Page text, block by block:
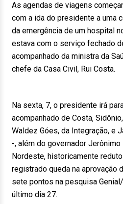
As agendas de viagens
com a ida do presidente a uma
da emergência de um hospital
estava com o serviço fechado
acompanhado da ministra da
chefe da Casa Civil, Rui Costa.
Na sexta, 7, o presidente irá
acompanhado de Costa,
Waldez Góes, da Integração, e
-, além do governador
Nordeste, historicamente
registrado queda na aprovação
sete pontos na pesquisa
último dia 27.